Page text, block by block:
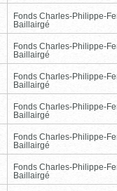
Fonds Charles-Philippe-
Baillairgé
Fonds Charles-Philippe-
Baillairgé
Fonds Charles-Philippe-
Baillairgé
Fonds Charles-Philippe-
Baillairgé
Fonds Charles-Philippe-
Baillairgé
Fonds Charles-Philippe-
Baillairgé